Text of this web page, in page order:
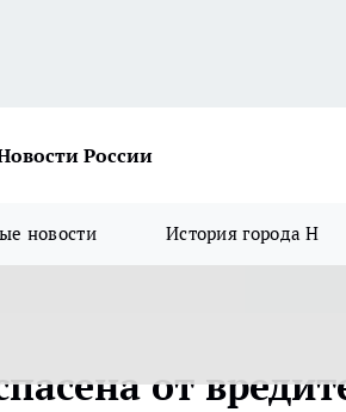
России
новости История города Н
от